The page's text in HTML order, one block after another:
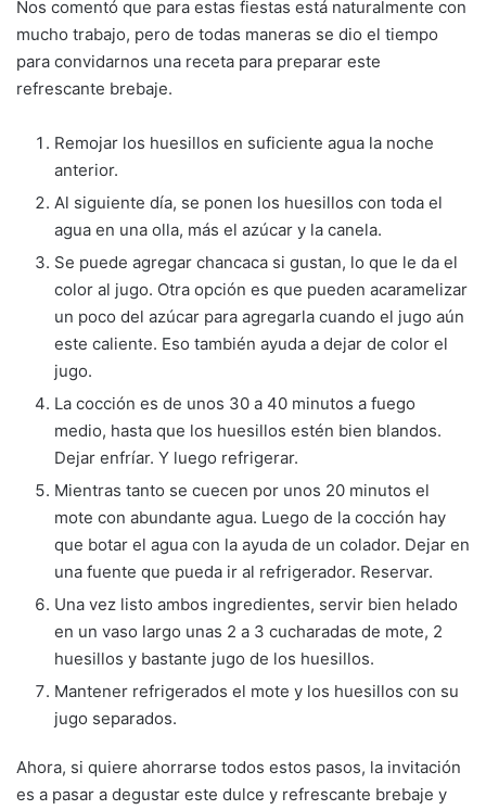
Nos comentó que para estas fiestas está naturalmente con
mucho trabajo, pero de todas maneras se dio el tiempo
para convidarnos una receta para preparar este
refrescante brebaje.
Remojar los huesillos en suficiente agua la noche
anterior.
Al siguiente día, se ponen los huesillos con toda el
agua en una olla, más el azúcar y la canela.
Se puede agregar chancaca si gustan, lo que le da el
color al jugo. Otra opción es que pueden acaramelizar
un poco del azúcar para agregarla cuando el jugo aún
este caliente. Eso también ayuda a dejar de color el
jugo.
La cocción es de unos 30 a 40 minutos a fuego
medio, hasta que los huesillos estén bien blandos.
Dejar enfríar. Y luego refrigerar.
Mientras tanto se cuecen por unos 20 minutos el
mote con abundante agua. Luego de la cocción hay
que botar el agua con la ayuda de un colador. Dejar en
una fuente que pueda ir al refrigerador. Reservar.
Una vez listo ambos ingredientes, servir bien helado
en un vaso largo unas 2 a 3 cucharadas de mote, 2
huesillos y bastante jugo de los huesillos.
Mantener refrigerados el mote y los huesillos con su
jugo separados.
Ahora, si quiere ahorrarse todos estos pasos, la invitación
es a pasar a degustar este dulce y refrescante brebaje y